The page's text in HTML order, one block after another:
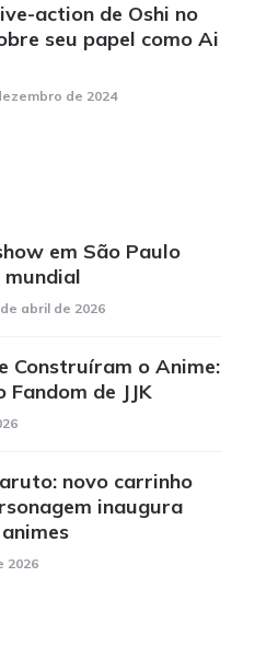
action de Oshi no
seu papel como Ai
de 2024
em São Paulo
abril de 2026
Construíram o Anime:
Fandom de JJK
novo carrinho
inaugura
2026